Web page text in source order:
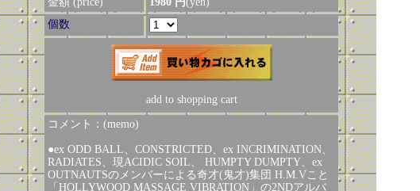
個数
add to shopping cart
コメント：(memo)
●ex ODD BALL、CONSTRICTED、ex INCRIMINATION、
RADIATES、現ACIDIC SOIL、 HUMPTY DUMPTY、ex
OUTNAUTSのメンバーによる奇才(鬼才)集団 H.M.Vこと
「HOLLYWOOD MASSAGE VIBRATION」の2NDアルバ